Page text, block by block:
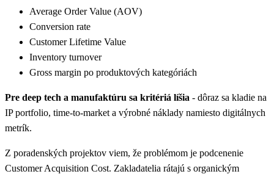
Average Order Value (AOV)
Conversion rate
Customer Lifetime Value
Inventory turnover
Gross margin po produktových kategóriách
Pre deep tech a manufaktúru sa kritériá líšia - dôraz sa kladie na
IP portfolio, time-to-market a výrobné náklady namiesto digitálnych
metrík.
Z poradenských projektov viem, že problémom je podcenenie
Customer Acquisition Cost. Zakladatelia rátajú s organickým